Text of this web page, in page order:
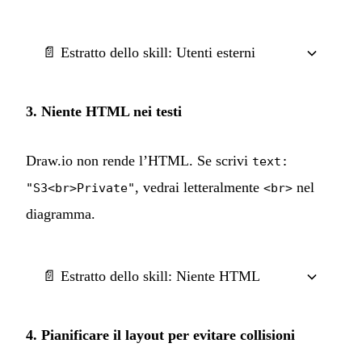
📄 Estratto dello skill: Utenti esterni
3. Niente HTML nei testi
Draw.io non rende l’HTML. Se scrivi text:
"S3<br>Private", vedrai letteralmente <br> nel
diagramma.
📄 Estratto dello skill: Niente HTML
4. Pianificare il layout per evitare collisioni